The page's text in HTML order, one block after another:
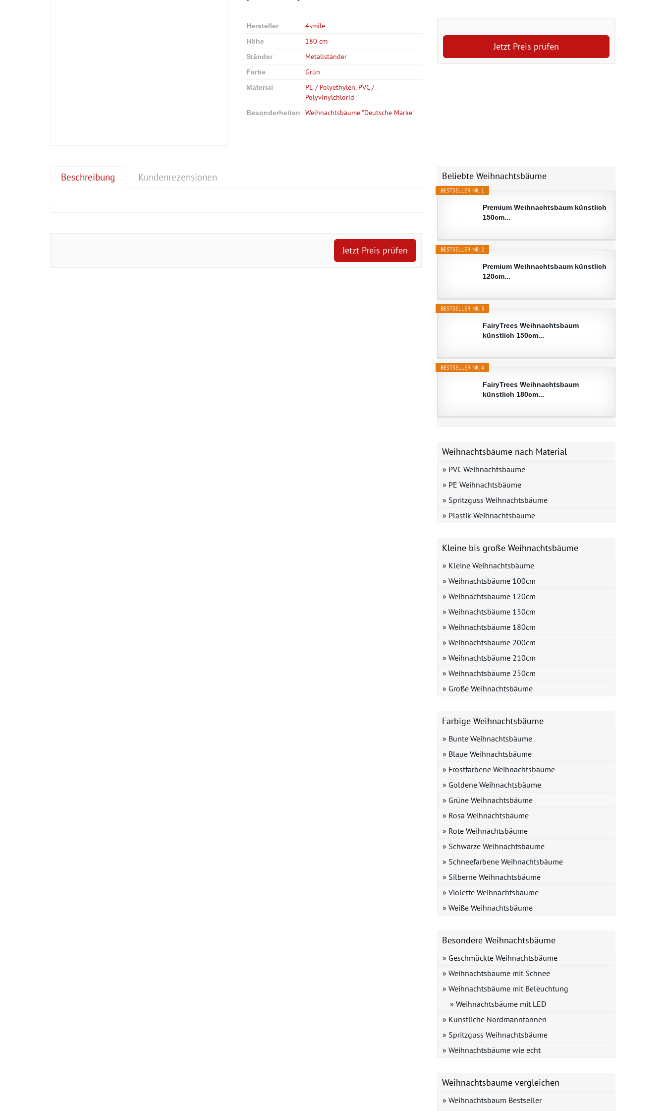
Jetzt Preis prüfen
Hersteller 4smile
Höhe 180 cm
Ständer Metallständer
Farbe Grün
Material PE / Polyethylen, PVC /
Polyvinylchlorid
Besonderheiten Weihnachtsbäume "Deutsche Marke"
Beschreibung Kundenrezensionen
Jetzt Preis prüfen
Beliebte Weihnachtsbäume
BESTSELLER NR. 1
Premium Weihnachtsbaum künstlich
150cm...
BESTSELLER NR. 2
Premium Weihnachtsbaum künstlich
120cm...
BESTSELLER NR. 3
FairyTrees Weihnachtsbaum
künstlich 150cm...
BESTSELLER NR. 4
FairyTrees Weihnachtsbaum
künstlich 180cm...
Weihnachtsbäume nach Material
» PVC Weihnachtsbäume
» PE Weihnachtsbäume
» Spritzguss Weihnachtsbäume
» Plastik Weihnachtsbäume
Kleine bis große Weihnachtsbäume
» Kleine Weihnachtsbäume
» Weihnachtsbäume 100cm
» Weihnachtsbäume 120cm
» Weihnachtsbäume 150cm
» Weihnachtsbäume 180cm
» Weihnachtsbäume 200cm
» Weihnachtsbäume 210cm
» Weihnachtsbäume 250cm
» Große Weihnachtsbäume
Farbige Weihnachtsbäume
» Bunte Weihnachtsbäume
» Blaue Weihnachtsbäume
» Frostfarbene Weihnachtsbäume
» Goldene Weihnachtsbäume
» Grüne Weihnachtsbäume
» Rosa Weihnachtsbäume
» Rote Weihnachtsbäume
» Schwarze Weihnachtsbäume
» Schneefarbene Weihnachtsbäume
» Silberne Weihnachtsbäume
» Violette Weihnachtsbäume
» Weiße Weihnachtsbäume
Besondere Weihnachtsbäume
» Geschmückte Weihnachtsbäume
» Weihnachtsbäume mit Schnee
» Weihnachtsbäume mit Beleuchtung
» Weihnachtsbäume mit LED
» Künstliche Nordmanntannen
» Spritzguss Weihnachtsbäume
» Weihnachtsbäume wie echt
Weihnachtsbäume vergleichen
» Weihnachtsbaum Bestseller